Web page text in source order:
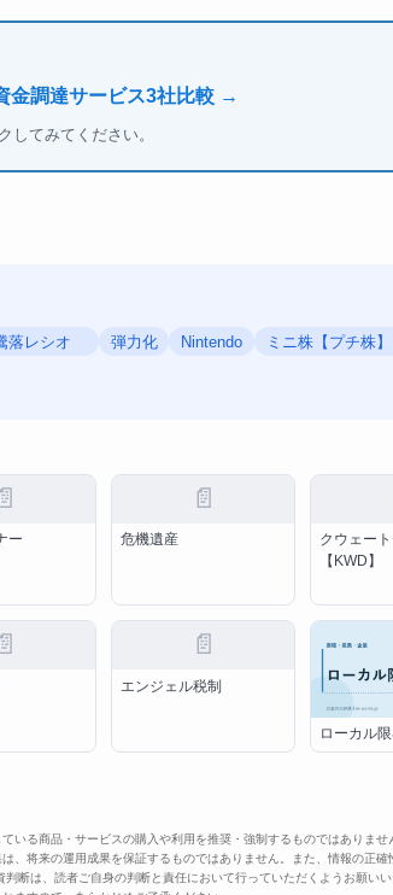
金調達サービス3社比較 →
してみてください。
落レシオ 弾力化 Nintendo ミニ株【プチ株】
ー
📄
危機遺産
クウェー
【KWD】
📄
エンジェル税制
ローカル
る商品・サービスの購入や利用を推奨・強制するものではありませ
、将来の運用成果を保証するものではありません。また、情報の正確
断は、読者ご自身の判断と責任において行っていただくようお願い